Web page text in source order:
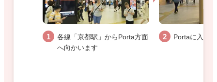
各線「京都駅」からPorta方面
へ向かいます
Portaに入り